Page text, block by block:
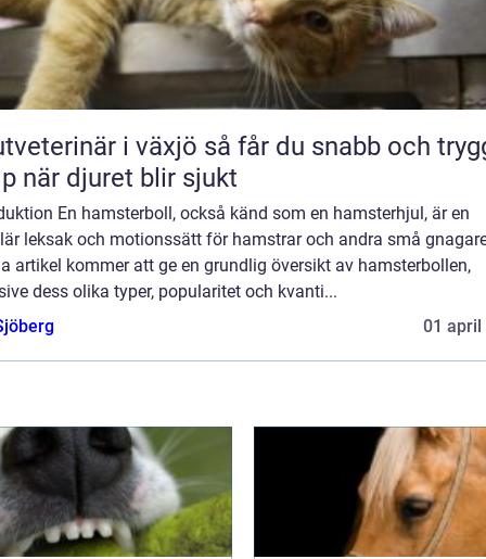
i växjö så får du snabb och trygg
när djuret blir sjukt
En hamsterboll, också känd som en hamsterhjul, är en
leksak och motionssätt för hamstrar och andra små
artikel kommer att ge en grundlig översikt av hamsterbollen,
dess olika typer, popularitet och kvanti...
01 april